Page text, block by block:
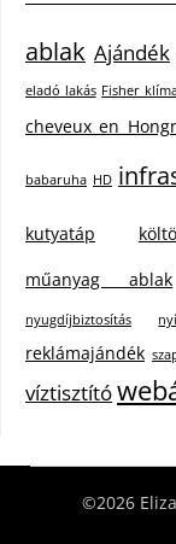
ablak Ajándék
eladó lakás Fisher
cheveux en
babaruha HD
kutyatáp
műanyag ablak
nyugdíjbiztosítás
reklámajándék
víztisztító
©2026 Eliza